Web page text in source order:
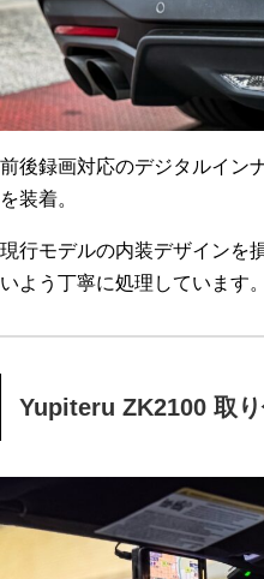
前後録画対応のデジタルイン
を装着。
現行モデルの内装デザインを
いよう丁寧に処理しています。
Yupiteru ZK2100 取